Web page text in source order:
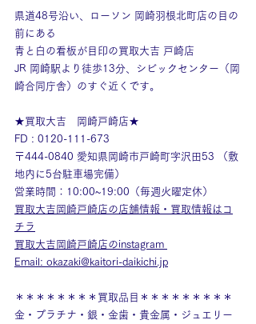
県道48号沿い、ローソン 岡崎羽根北町店の目の
前にある
青と白の看板が目印の買取大吉 戸崎店
JR 岡崎駅より徒歩13分、シビックセンター（岡
崎合同庁舎）のすぐ近くです。
★買取大吉　岡崎戸崎店★
FD : 0120-111-673
〒444-0840 愛知県岡崎市戸崎町字沢田53 （敷
地内に5台駐車場完備）
営業時間：10:00~19:00（毎週火曜定休）
買取大吉岡崎戸崎店の店舗情報・買取情報はコ
チラ
買取大吉岡崎戸崎店のinstagram
Email: okazaki@kaitori-daikichi.jp
＊＊＊＊＊＊＊＊買取品目＊＊＊＊＊＊＊＊＊
金・プラチナ・銀・金歯・貴金属・ジュエリー